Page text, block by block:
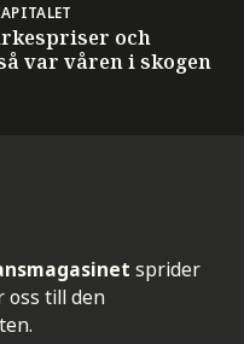
och
var våren i skogen
sprider
oss till den